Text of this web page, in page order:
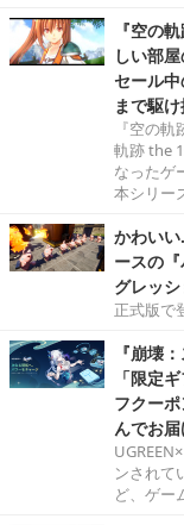
『空の
しい部
セール
まで駆
『空の
軌跡 the
なったゲ
本シリー
かわい
ースの
グレッ
正式版で
『崩壊
「限定
フクー
んでお
ンされて
ど、ゲー